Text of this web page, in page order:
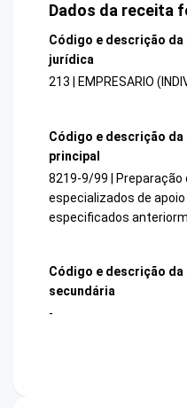
Dados da receita
Código e descrição da
jurídica
213 | EMPRESARIO
Código e descrição
principal
8219-9/99 |
especializados de
especificados
Código e descrição
secundária
-